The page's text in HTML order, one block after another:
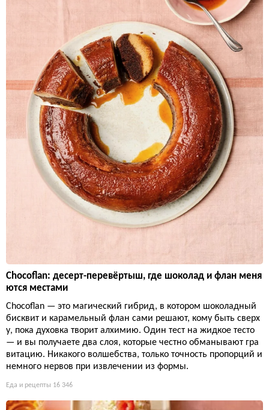
Chocoflan: десерт-перевёртыш, где шоколад и флан меня
ются местами
Chocoflan — это магический гибрид, в котором шоколадный
бисквит и карамельный флан сами решают, кому быть сверх
у, пока духовка творит алхимию. Один тест на жидкое тесто
— и вы получаете два слоя, которые честно обманывают гра
витацию. Никакого волшебства, только точность пропорций и
немного нервов при извлечении из формы.
Еда и рецепты 16 346